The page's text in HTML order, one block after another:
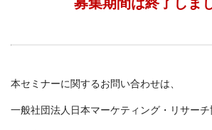
本セミナーに関するお問い合わせは、
一般社団法人日本マーケティング・リサー